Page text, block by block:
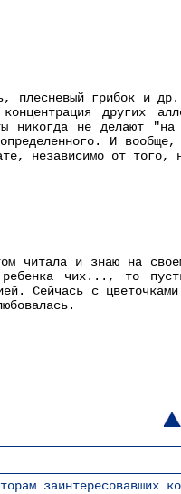
плесневый грибок и
других
никогда не делают
И
независимо от того,
читала и знаю на
чих..., то
Сейчась с
заинтересовавших